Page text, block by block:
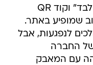
תיק מאוד גדול. אל תסחבי אותו לבד" וקוד QR
שמופיע באתר.
לנפגעות, אבל
החברה
מזוהה עם המאבק